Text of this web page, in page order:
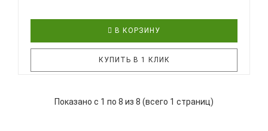
В КОРЗИНУ
КУПИТЬ В 1 КЛИК
Компания FLIGHT постоянно расширяет
Показано с 1 по 8 из 8 (всего 1 страниц)